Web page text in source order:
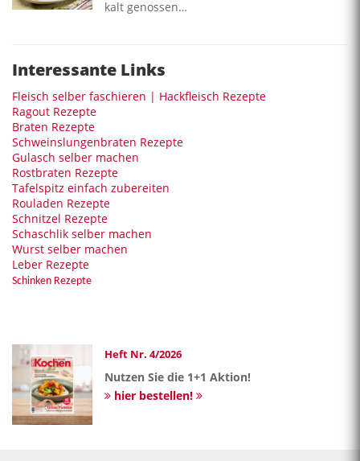
kalt genossen…
Interessante Links
Fleisch selber faschieren | Hackfleisch Rezepte
Ragout Rezepte
Braten Rezepte
Schweinslungenbraten Rezepte
Gulasch selber machen
Rostbraten Rezepte
Tafelspitz einfach zubereiten
Rouladen Rezepte
Schnitzel Rezepte
Schaschlik selber machen
Wurst selber machen
Leber Rezepte
Schinken Rezepte
Heft Nr. 4/2026
Nutzen Sie die 1+1 Aktion!
hier bestellen!